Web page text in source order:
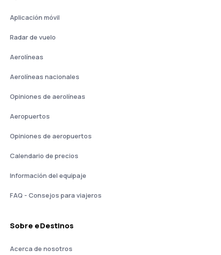
Aplicación móvil
Radar de vuelo
Aerolíneas
Aerolíneas nacionales
Opiniones de aerolíneas
Aeropuertos
Opiniones de aeropuertos
Calendario de precios
Información del equipaje
FAQ - Consejos para viajeros
Sobre eDestinos
Acerca de nosotros